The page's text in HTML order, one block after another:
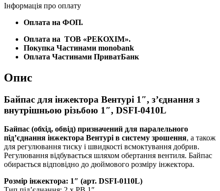
DSFI-
кількість
Інформація про оплату
Оплата на ФОП.
Оплата на ТОВ «РЕКОХІМ».
Покупка Частинами monobank
Оплата Частинами ПриватБанк
Опис
Байпас для інжектора Вентурі 1″, з’єднання з
внутрішньою різьбою 1″, DSFI-0410L
Байпас (обхід, обвід) призначений для паралельного
під’єднання інжектора Вентурі в систему зрошення, а також
для регулювання тиску і швидкості всмоктування добрив.
Регулювання відбувається шляхом обертання вентиля. Байпас
обирається відповідно до дюймового розміру інжектора.
Розмір інжектора: 1″ (арт. DSFI-0110L)